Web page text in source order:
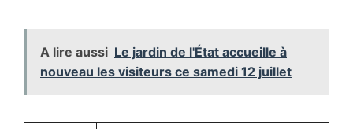
A lire aussi Le jardin de l'État accueille à
nouveau les visiteurs ce samedi 12 juillet